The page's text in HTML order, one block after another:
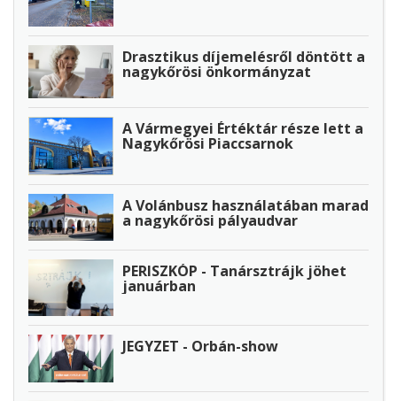
Drasztikus díjemelésről döntött a
nagykőrösi önkormányzat
A Vármegyei Értéktár része lett a
Nagykőrösi Piaccsarnok
A Volánbusz használatában marad
a nagykőrösi pályaudvar
PERISZKÓP - Tanársztrájk jöhet
januárban
JEGYZET - Orbán-show